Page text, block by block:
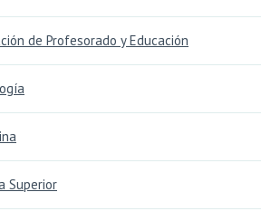
de Profesorado y Educación
Superior